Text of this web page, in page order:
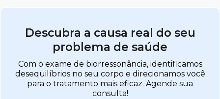
Descubra a causa real do seu
problema de saúde
Com o exame de biorressonância, identificamos
desequilíbrios no seu corpo e direcionamos você
para o tratamento mais eficaz. Agende sua
consulta!